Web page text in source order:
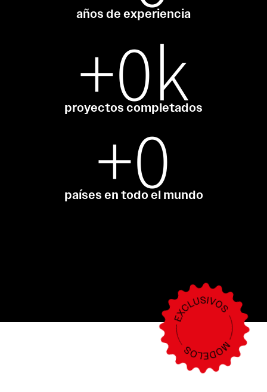
años de experiencia
+0k
proyectos completados
+0
países en todo el mundo